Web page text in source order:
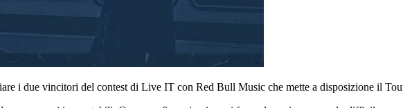
i due vincitori del contest di Live IT con Red Bull Music che mette a disposizione il